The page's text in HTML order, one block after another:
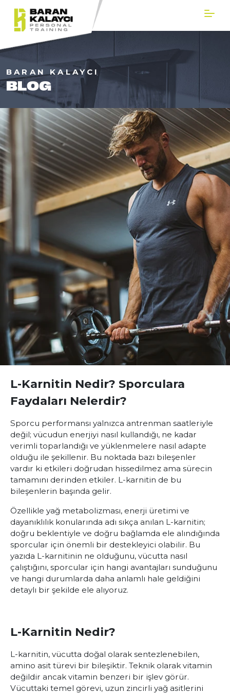
BARAN KALAYCI
BLOG
L-Karnitin Nedir? Sporculara
Faydaları Nelerdir?
Sporcu performansı yalnızca antrenman saatleriyle
değil; vücudun enerjiyi nasıl kullandığı, ne kadar
verimli toparlandığı ve yüklenmelere nasıl adapte
olduğu ile şekillenir. Bu noktada bazı bileşenler
vardır ki etkileri doğrudan hissedilmez ama sürecin
tamamını derinden etkiler. L-karnitin de bu
bileşenlerin başında gelir.
Özellikle yağ metabolizması, enerji üretimi ve
dayanıklılık konularında adı sıkça anılan L-karnitin;
doğru beklentiyle ve doğru bağlamda ele alındığında
sporcular için önemli bir destekleyici olabilir. Bu
yazıda L-karnitinin ne olduğunu, vücutta nasıl
çalıştığını, sporcular için hangi avantajları sunduğunu
ve hangi durumlarda daha anlamlı hale geldiğini
detaylı bir şekilde ele alıyoruz.
L-Karnitin Nedir?
L-karnitin, vücutta doğal olarak sentezlenebilen,
amino asit türevi bir bileşiktir. Teknik olarak vitamin
değildir ancak vitamin benzeri bir işlev görür.
Vücuttaki temel görevi, uzun zincirli yağ asitlerini